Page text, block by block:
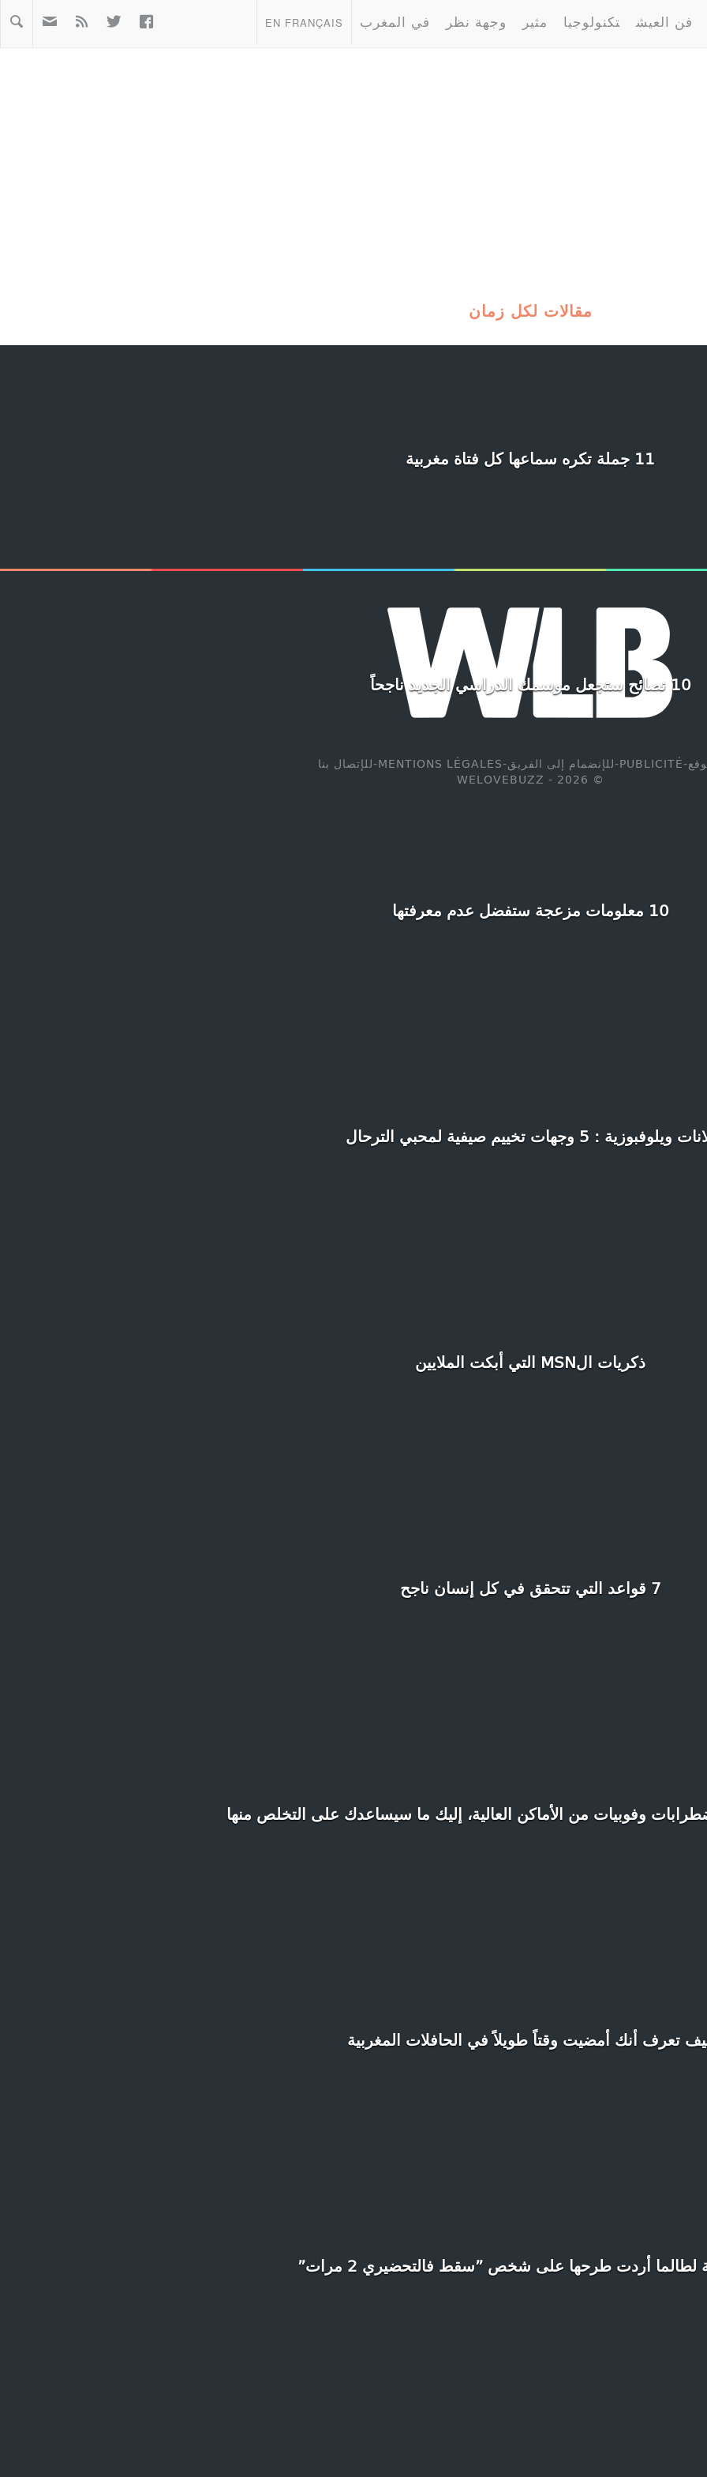
فن العيش تكنولوجيا مثير وجهة نظر في المغرب EN FRANÇAIS
  
مقالات لكل زمان
11 جملة تكره سماعها كل فتاة مغربية
10 نصائح ستجعل موسمك الدراسي الجديد ناجحاً
10 معلومات مزعجة ستفضل عدم معرفتها
ويلوفبوزية : 5 وجهات تخييم صيفية لمحبي الترحال
ذكريات الMSN التي أبكت الملايين
7 قواعد التي تتحقق في كل إنسان ناجح
وفوبيات من الأماكن العالية، إليك ما سيساعدك على التخلص منها
تعرف أنك أمضيت وقتاً طويلاً في الحافلات المغربية
-
PUBLICITÉ
-للإنضمام إلى الفريق-
MENTIONS LÉGALES
-للإتصال بنا
© WELOVEBUZZ - 2026